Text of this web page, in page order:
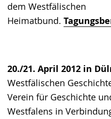
dem Westfälischen
Heimatbund.
20./21. April 2012 in
Westfälischen
Verein für Geschichte
Westfalens in